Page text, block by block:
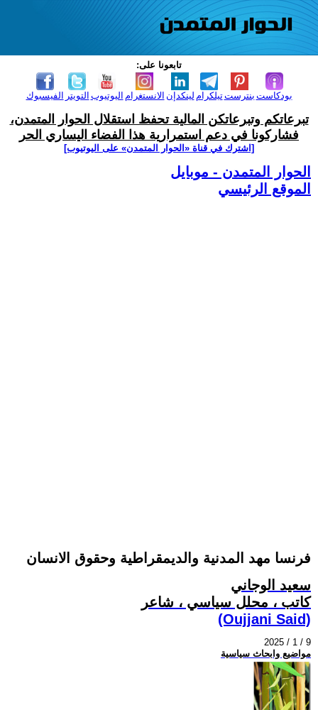
تابعونا على:
الفيسبوك التويتر اليوتيوب الانستغرام لينكدإن تيلكرامبنترست بودكاست
تبرعاتكم وتبرعاتكن المالية تحفظ استقلال الحوار المتمدن،
فشاركونا في دعم استمرارية هذا الفضاء اليساري الحر
[اشترك في قناة ‫«الحوار المتمدن» على اليوتيوب]
الحوار المتمدن - موبايل
الموقع الرئيسي
فرنسا مهد المدنية والديمقراطية وحقوق الانسان
سعيد الوجاني
كاتب ، محلل سياسي ، شاعر
(Oujjani Said)
2025 / 1 / 9
مواضيع وابحاث سياسية